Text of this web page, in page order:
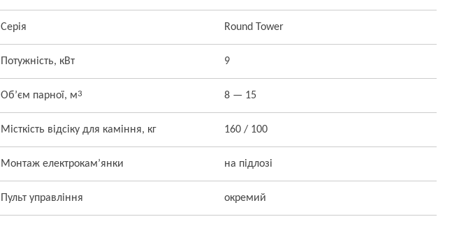
Серія Round Tower
Потужність, кВт 9
Об’єм парної, м3 8 — 15
Місткість відсіку для каміння, кг 160 / 100
Монтаж електрокам’янки на підлозі
Пульт управління окремий